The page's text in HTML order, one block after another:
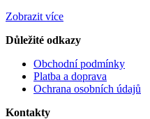
Zobrazit více
Důležité odkazy
Obchodní podmínky
Platba a doprava
Ochrana osobních údajů
Kontakty